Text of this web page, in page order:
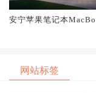
安宁苹果笔记本
网站标签